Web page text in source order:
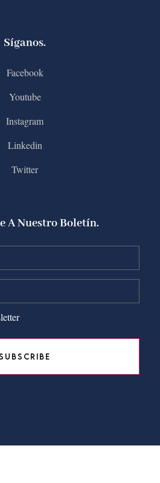
Síganos.
Facebook
Youtube
Instagram
Linkedin
Twitter
A Nuestro Boletín.